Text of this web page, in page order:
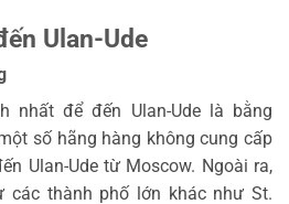
Ulan-Ude
nhất để đến Ulan-Ude là bằng
số hãng hàng không cung cấp
Ulan-Ude từ Moscow. Ngoài ra,
các thành phố lớn khác như St.